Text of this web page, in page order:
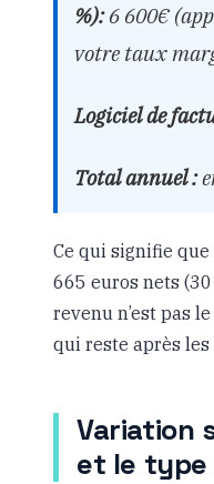
%):6 600€
votre taux
Logiciel de
Total annuel :
Ce qui signifie
665 euros nets
revenu n’est pas
qui reste après les
Variation
et le type